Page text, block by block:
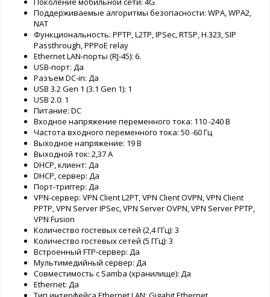
Поддерживаемые алгоритмы безопасности: WPA, WPA2,
NAT
Функциональность: PPTP, L2TP, IPSec, RTSP, H.323, SIP
Passthrough, PPPoE relay
Ethernet LAN-порты (RJ-45): 6.
USB-порт: Да
Разъем DC-in: Да
USB 3.2 Gen 1 (3.1 Gen 1): 1
USB 2.0: 1
Питание: DC
Входное напряжение переменного тока: 110 -240 В
Частота входного переменного тока: 50 -60 Гц
Выходное напряжение: 19 В
Выходной ток: 2,37 А
DHCP, клиент: Да
DHCP, сервер: Да
Порт-триггер: Да
VPN-сервер: VPN Client L2PT, VPN Client OVPN, VPN Client
PPTP, VPN Server IPSec, VPN Server OVPN, VPN Server PPTP,
VPN Fusion
Количество гостевых сетей (2,4 ГГц): 3
Количество гостевых сетей (5 ГГц): 3
Встроенный FTP-сервер: Да
Мультимедийный сервер: Да
Совместимость с Samba (хранилище): Да
Ethernet: Да